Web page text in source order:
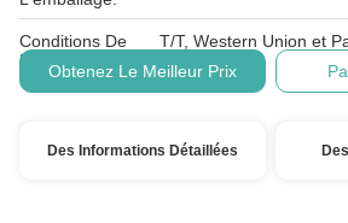
Conditions De
Paiement:
T/T, Western Union et
Obtenez Le Meilleur Prix
Des Informations Détaillées